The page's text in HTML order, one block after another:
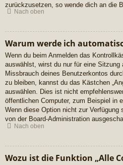
zurückzusetzen, so wende dich an die
Nach oben
Warum werde ich
Wenn du beim Anmelden das
auswählst, wirst du nur für eine Sitzung
Missbrauch deines Benutzerkontos
zu bleiben, kannst du das Kästchen
auswählen. Dies ist nicht
öffentlichen Computer, zum Beispiel in
Wenn diese Option nicht zur
von der Board-Administration
Nach oben
Wozu ist die Funktion „Alle